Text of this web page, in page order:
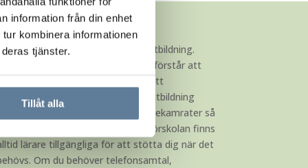
information från din enhet
kombinera informationen
tjänster.
Tillåt alla
del känner oro inför sin distansutbildning.
jag känna mig ensam? Vi förstår att
kan kännas läskigt. Men trots att
inte är en traditionell utbildning
obligatoriska klasser och studiekamrater så
du aldrig ensam. Hos Interiörskolan finns
lärare tillgängliga för att stötta dig när det
Om du behöver telefonsamtal,